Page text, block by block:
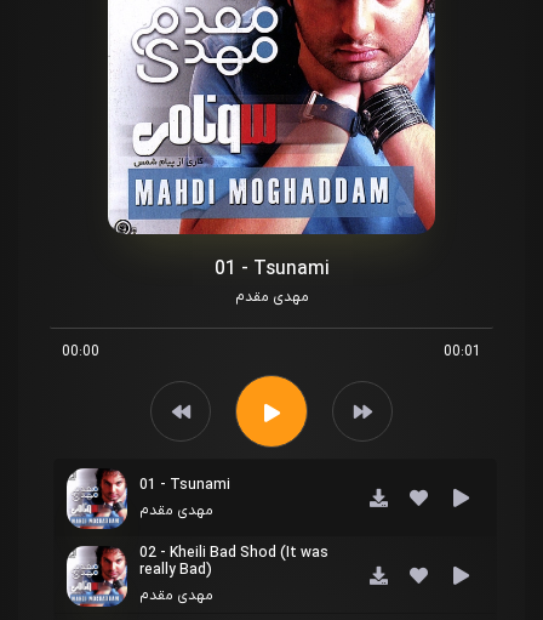
01 - Tsunami
مهدی مقدم
00:00 00:01
01 - Tsunami
مهدی مقدم
02 - Kheili Bad Shod (It was
really Bad)
مهدی مقدم